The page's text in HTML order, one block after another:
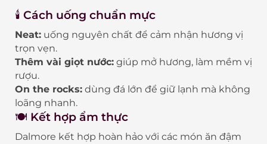
🕯️ Cách uống chuẩn mực
Neat: uống nguyên chất để cảm nhận hương vị
trọn vẹn.
Thêm vài giọt nước: giúp mở hương, làm mềm vị
rượu.
On the rocks: dùng đá lớn để giữ lạnh mà không
loãng nhanh.
🍽️ Kết hợp ẩm thực
Dalmore kết hợp hoàn hảo với các món ăn đậm